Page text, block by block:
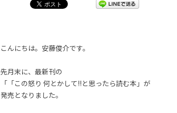
こんにちは。安藤俊介です。
先月末に、最新刊の
「「この怒り 何とかして!!と思ったら読む本」が
発売となりました。